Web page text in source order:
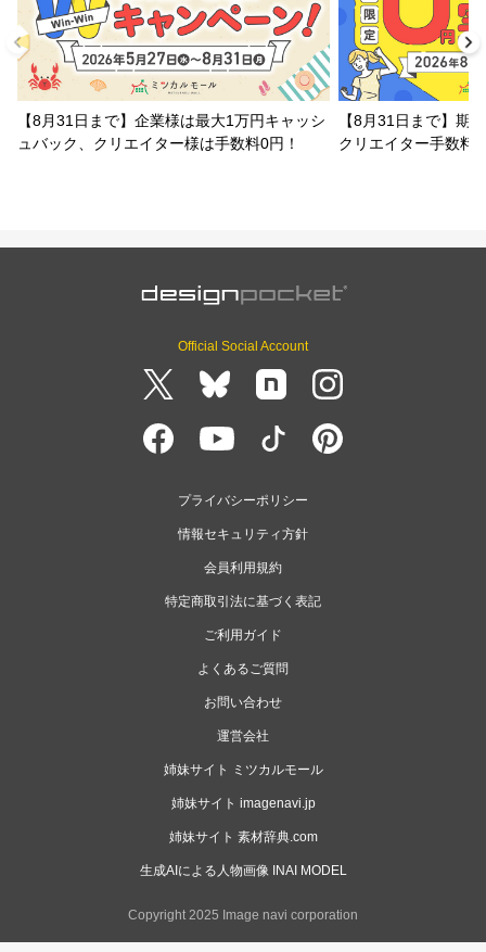
【8月31日まで】企業様は最大1万円キャッシ
ュバック、クリエイター様は手数料0円！
【8月31日まで】期
クリエイター手数料
Official Social Account
プライバシーポリシー
情報セキュリティ方針
会員利用規約
特定商取引法に基づく表記
ご利用ガイド
よくあるご質問
お問い合わせ
運営会社
姉妹サイト ミツカルモール
姉妹サイト imagenavi.jp
姉妹サイト 素材辞典.com
生成AIによる人物画像 INAI MODEL
Copyright 2025 Image navi corporation